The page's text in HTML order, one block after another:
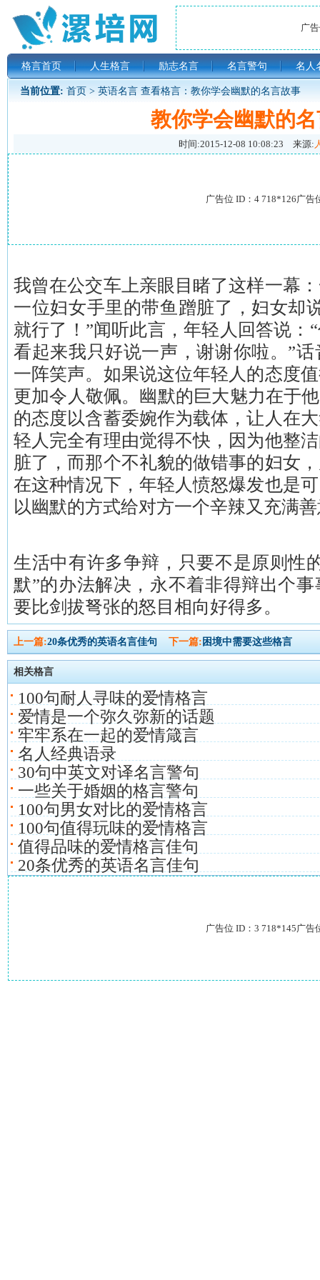
广
格言首页 人生格言 励志名言 名言警句 名人
当前位置: 首页 > 英语名言 查看格言：教你学会幽默的名言故事
教你学会幽默的
时间:2015-12-08 10:08:23 来源:
广告位 ID：4 718*126广告
我曾在公交车上亲眼目睹了这样一幕
一位妇女手里的带鱼蹭脏了，妇女却
就行了！”闻听此言，年轻人回答说：
看起来我只好说一声，谢谢你啦。”
一阵笑声。如果说这位年轻人的态度
更加令人敬佩。幽默的巨大魅力在于
的态度以含蓄委婉作为载体，让人在
轻人完全有理由觉得不快，因为他整
脏了，而那个不礼貌的做错事的妇女
在这种情况下，年轻人愤怒爆发也是
以幽默的方式给对方一个辛辣又充满
生活中有许多争辩，只要不是原则性
默”的办法解决，永不着非得辩出个
要比剑拔弩张的怒目相向好得多。
上一篇:20条优秀的英语名言佳句 下一篇: 困境中需要这些格言
相关格言
100句耐人寻味的爱情格言
爱情是一个弥久弥新的话题
牢牢系在一起的爱情箴言
名人经典语录
30句中英文对译名言警句
一些关于婚姻的格言警句
100句男女对比的爱情格言
100句值得玩味的爱情格言
值得品味的爱情格言佳句
20条优秀的英语名言佳句
广告位 ID：3 718*145广告